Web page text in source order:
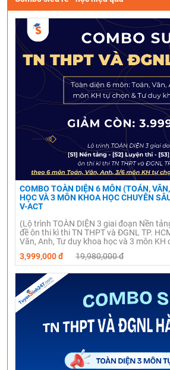
COMBO TOÀN DIỆN 6 MÔN (TOÁN,
HỌC VÀ 3 MÔN KHOA HỌC CHUYÊN
V-ACT
(Lộ trình TOÀN DIỆN 3 giai đoạn Nền
đề ôn thi kì thi TN THPT và ĐGNL TP.
Văn, Anh, Tư duy khoa học và 3 môn
3,999,000 đ
19,980,000 đ